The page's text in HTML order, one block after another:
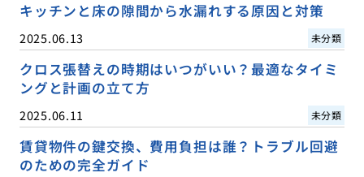
キッチンと床の隙間から水漏れする原因と対策
2025.06.13 未分類
クロス張替えの時期はいつがいい？最適なタイミ
ングと計画の立て方
2025.06.11 未分類
賃貸物件の鍵交換、費用負担は誰？トラブル回避
のための完全ガイド